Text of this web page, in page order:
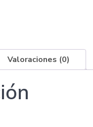
Valoraciones (0)